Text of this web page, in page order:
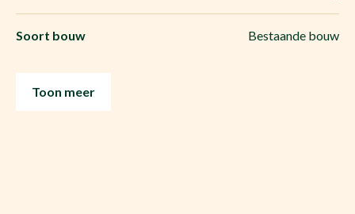
Soort bouw Bestaande bouw
Toon meer